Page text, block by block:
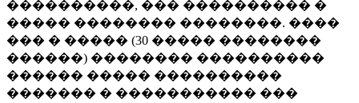
����������, ��� ���������� �
����� �������� ��������. ����
��� � ����� (30 ����� ��������
������) �������� ����������
������ ����� ����������
������� � ����������� ���